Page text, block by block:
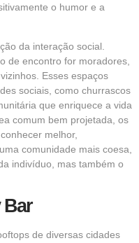
o humor e a
da interação social.
de encontro for moradores,
Esses espaços
sociais, como churrascos
que enriquece a vida
comum bem projetada, os
melhor,
comunidade mais coesa,
indivíduo, mas também o
Bar
de diversas cidades